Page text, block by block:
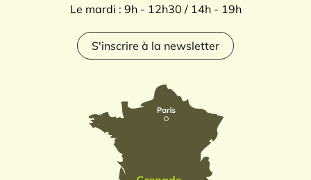
Le mardi : 9h - 12h30 / 14h - 19h
S'inscrire à la newsletter